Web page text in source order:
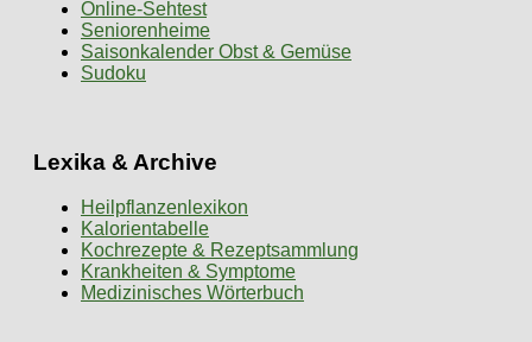
Online-Sehtest
Seniorenheime
Saisonkalender Obst & Gemüse
Sudoku
Lexika & Archive
Heilpflanzenlexikon
Kalorientabelle
Kochrezepte & Rezeptsammlung
Krankheiten & Symptome
Medizinisches Wörterbuch